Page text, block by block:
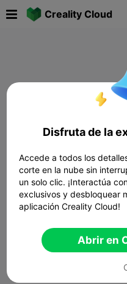
Creality Cloud
Disfruta de la
Accede a todos los
corte en la nube sin
un solo clic. ¡Interactúa
exclusivos y desbloquear
aplicación Creality Cloud!
Abrir en